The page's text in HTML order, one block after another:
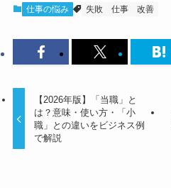
仕事の悩み 失敗 仕事 改善
【2026年版】「当職」と
は？意味・使い方・「小
職」との違いをビジネス例
で解説